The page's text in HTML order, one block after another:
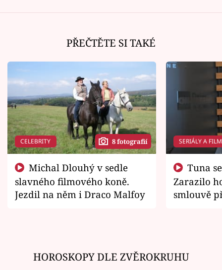
PŘEČTĚTE SI TAKÉ
CELEBRITY 8 fotografií
slavného filmového koně.
Jezdil na něm i Draco Malfoy
SERIÁLY A
Zarazilo
smlouvě
HOROSKOPY DLE ZVĚROKRUHU